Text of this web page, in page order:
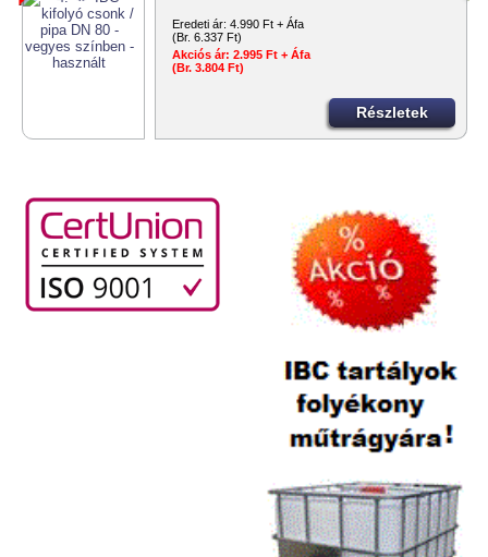
Eredeti ár: 4.990 Ft + Áfa
(Br. 6.337 Ft)
Akciós ár: 2.995 Ft + Áfa
(Br. 3.804 Ft)
Részletek